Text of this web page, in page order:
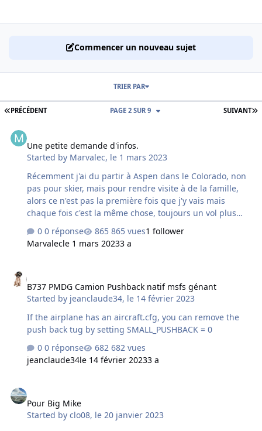
Commencer un nouveau sujet
PREMIÈRE PAGE
PRÉCÉDENT SUIVANT
PAGE 2 SUR 9
TRIER PAR
Une petite demande d'infos.
Started by Marvalec, le 1 mars 2023
Récemment j'ai du partir à Aspen dans le Colorado, non
pas pour skier, mais pour rendre visite à de la famille,
alors ce n'est pas la première fois que j'y vais mais
chaque fois c'est la même chose, toujours un vol plus
embêtant au retour qu'à l'aller. En gros quand tout va
bien c'est autour des 17h - 17h30 pour l'aller et 15h30 à
16h30 pour le retour, ce sont les temps de vol avec
retour malgré un temps de vol plus court, ben à cause
d'une escale à Zurich qui peut durer plus de deux
heures, tout ça est bien paradoxale, temps de vol réel
plus court pour le retour …
0 réponse 865 vues1 follower
Marvalecle 1 mars 20233 a
B737 PMDG Camion Pushback natif msfs génant
Started by jeanclaude34, le 14 février 2023
If the airplane has an aircraft.cfg, you can remove the
push back tug by setting SMALL_PUSHBACK = 0
0 réponse
682 vues
jeanclaude34le 14 février 20233 a
Pour Big Mike
Started byclo08, le 20 janvier 2023